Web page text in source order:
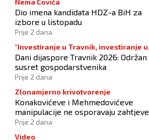
Nema Čovića
Dio imena kandidata HDZ-a BiH za
izbore u listopadu
Prije 2 dana
"Investiranje u Travnik, investiranje u
budućnost"
Dani dijaspore Travnik 2026: Održan
susret gospodarstvenika
Prije 2 dana
Zlonamjerno krivotvorenje
Konakovićeve i Mehmedovićeve
manipulacije ne osporavaju zahtjeve
Hrvata
Prije 2 dana
Video